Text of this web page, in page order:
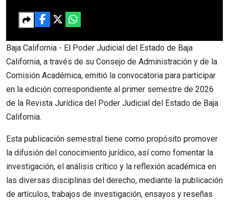
Baja California - El Poder Judicial del Estado de Baja
California, a través de su Consejo de Administración y de la
Comisión Académica, emitió la convocatoria para participar
en la edición correspondiente al primer semestre de 2026
de la Revista Jurídica del Poder Judicial del Estado de Baja
California.
Esta publicación semestral tiene como propósito promover
la difusión del conocimiento jurídico, así como fomentar la
investigación, el análisis crítico y la reflexión académica en
las diversas disciplinas del derecho, mediante la publicación
de artículos, trabajos de investigación, ensayos y reseñas